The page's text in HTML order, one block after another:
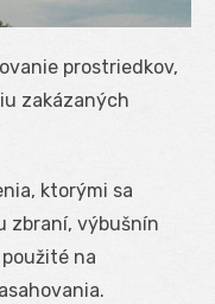
prostriedkov,
zakázaných
ktorými sa
zbraní, výbušnín
na